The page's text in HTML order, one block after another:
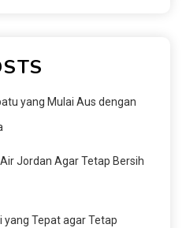
yang Mulai Aus dengan
Jordan Agar Tetap Bersih
yang Tepat agar Tetap